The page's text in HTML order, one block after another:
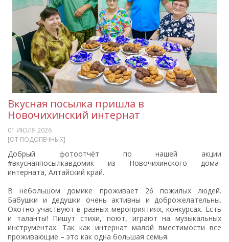
Вкусная посылка пришла в
Новочихинский интернат
01 ИЮЛЯ 2026
[ОТ ПОДОПЕЧНЫХ]
Добрый фотоотчёт по нашей акции
#вкуснаяпосылкавдомик из Новочихинского дома-
интерната, Алтайский край.
В небольшом домике проживает 26 пожилых людей.
Бабушки и дедушки очень активны и доброжелательны.
Охотно участвуют в разных мероприятиях, конкурсах. Есть
и таланты! Пишут стихи, поют, играют на музыкальных
инструментах. Так как интернат малой вместимости все
проживающие – это как одна большая семья.